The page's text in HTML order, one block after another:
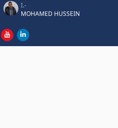
I.-
MOHAMED HUSSEIN